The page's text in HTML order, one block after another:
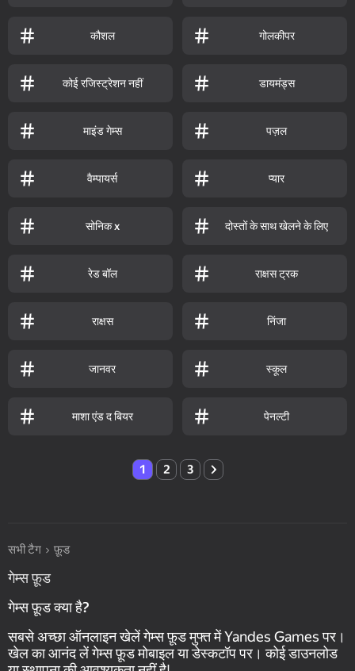
कौशल गोलकीपर
कोई रजिस्ट्रेशन नहीं डायमंड्स
माइंड गेम्स पज़ल
वैम्पायर्स प्यार
सोनिक x दोस्तों के साथ खेलने के लिए
रेड बॉल राक्षस ट्रक
राक्षस निंजा
जानवर स्कूल
माशा एंड द बियर पेनल्टी
1 2 3
सभी टैग फ़ूड
गेम्स फ़ूड
गेम्स फ़ूड क्या है?
सबसे अच्छा ऑनलाइन खेलें गेम्स फ़ूड मुफ्त में Yandes Games पर।
खेल का आनंद लें गेम्स फ़ूड मोबाइल या डेस्कटॉप पर। कोई डाउनलोड